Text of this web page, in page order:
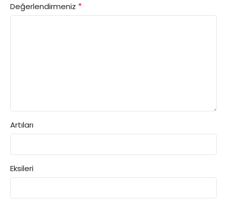
Değerlendirmeniz *
Artıları
Eksileri